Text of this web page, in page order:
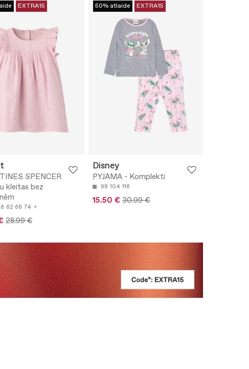
EXTRA15
SPENCER
kleitas bez
62 68 74
28.99 €
50% atlaide EXTRA15
Disney
PYJAMA - Komplekti
98 104 116
15.50 € 30.99 €